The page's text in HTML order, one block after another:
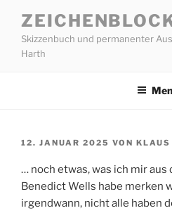
Inhalt
springen
Skizzenbuch und permanenter
Harth
VERÖFFENTLICHT
12. JANUAR 2025 VON KLAUS
… noch etwas, was ich mir aus
Benedict Wells habe merken
irgendwann, nicht alle haben